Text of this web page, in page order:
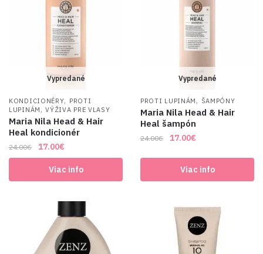
Vypredané
KONDICIONÉRY, PROTI
LUPINÁM ,VÝŽIVA PRE VLASY
Maria Nila Head & Hair
Heal kondicionér
24.00€
Original
price
was:
24.00€.
17.00€
price
is:
17.00€.
Viac info
Vypredané
PROTI LUPINÁM , ŠAMPÓNY
Maria Nila Head & Hair
Heal šampón
24.00€
Original
24.00€.
17.00€
17.00€.
Viac info